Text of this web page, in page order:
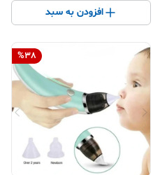
افزودن به سبد
%38